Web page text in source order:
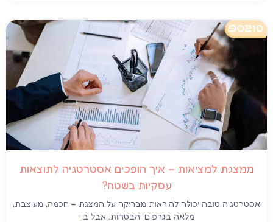
ממצגת למציאות – איך הופכים אסטרטגיה לתוצאות
עסקיות בשטח?
אסטרטגיה טובה יכולה להיראות מבריקה על המצגת – חכמה, מעוצבת,
מלאה בגרפים והבטחות. אבל בין